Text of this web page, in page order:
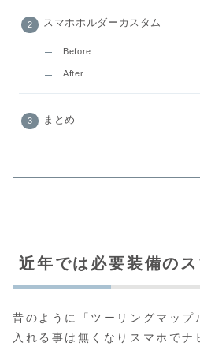
スマホホルダーカスタム
Before
After
まとめ
近年では必要装備の
昔のように「ツーリングマップ
入れる事は無くなりスマホでナ